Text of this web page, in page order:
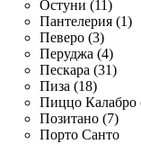
Остуни (11)
Пантелерия (1)
Певеро (3)
Перуджа (4)
Пескара (31)
Пиза (18)
Пиццо Калабро
Позитано (7)
Порто Санто